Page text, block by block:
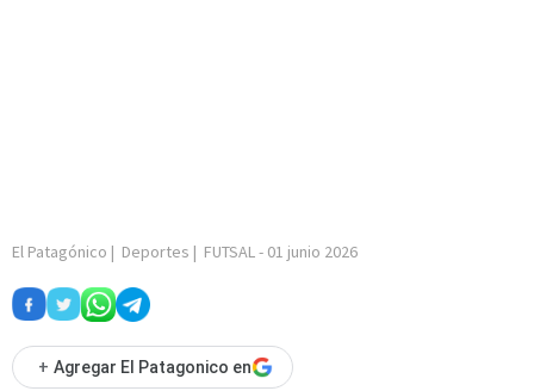
El Patagónico | Deportes | FUTSAL- 01 junio 2026
+ Agregar El Patagonico en